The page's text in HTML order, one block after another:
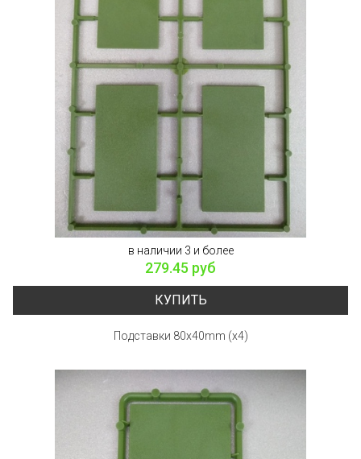
в наличии 3 и более
279.45 руб
КУПИТЬ
Подставки 80x40mm (x4)